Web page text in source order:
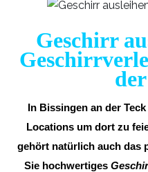
Geschirr
In Bissingen an der
Locations um dort zu
gehört natürlich auch das
Sie hochwertiges